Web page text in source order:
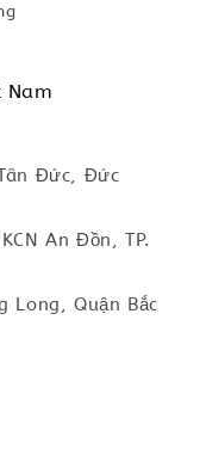
Nam
Đức, Đức
An Đồn, TP.
Long, Quận Bắc